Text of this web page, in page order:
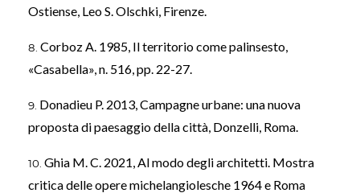
Ostiense, Leo S. Olschki, Firenze.
Corboz A. 1985, Il territorio come palinsesto,
«Casabella», n. 516, pp. 22-27.
Donadieu P. 2013, Campagne urbane: una nuova
proposta di paesaggio della città, Donzelli, Roma.
Ghia M. C. 2021, Al modo degli architetti. Mostra
critica delle opere michelangiolesche 1964 e Roma